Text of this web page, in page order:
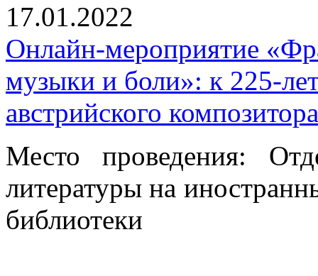
17.01.2022
Онлайн-мероприятие
музыки и боли»: к 225-
австрийского композитора
Место проведения:
литературы на
библиотеки